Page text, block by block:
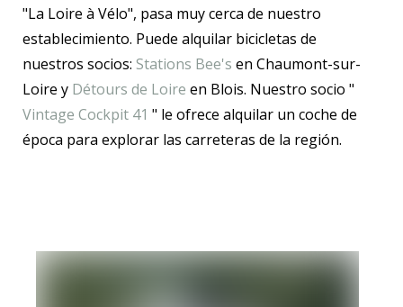
"La Loire à Vélo", pasa muy cerca de nuestro
establecimiento. Puede alquilar bicicletas de
nuestros socios: Stations Bee's en Chaumont-sur-
Loire y Détours de Loire en Blois. Nuestro socio "
Vintage Cockpit 41 " le ofrece alquilar un coche de
época para explorar las carreteras de la región.